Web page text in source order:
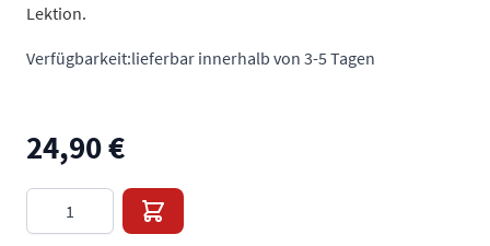
Lektion.
Verfügbarkeit:lieferbar innerhalb von 3-5 Tagen
24,90 €
Menge